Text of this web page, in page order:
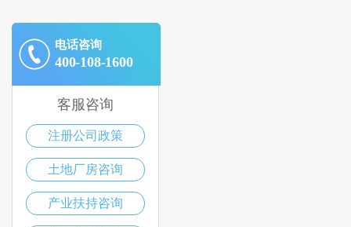
电话咨询
400-108-1600
客服咨询
注册公司政策
土地厂房咨询
产业扶持咨询